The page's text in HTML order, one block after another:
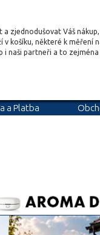
zjednodušovat Váš
košíku, některé k měření
i naši partneři a to
a Platba